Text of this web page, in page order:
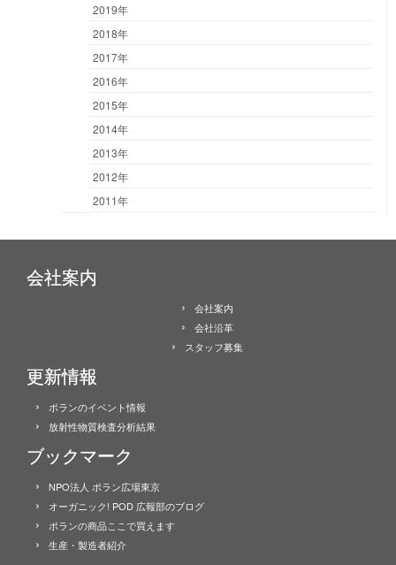
2019年
2018年
2017年
2016年
2015年
2014年
2013年
2012年
2011年
会社案内
会社案内
会社沿革
スタッフ募集
更新情報
ポランのイベント情報
放射性物質検査分析結果
ブックマーク
NPO法人 ポラン広場東京
オーガニック! POD 広報部のブログ
ポランの商品ここで買えます
生産・製造者紹介